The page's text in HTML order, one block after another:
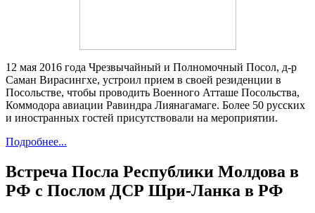
12 мая 2016 года Чрезвычайный и Полномочный Посол, д-р
Саман Вирасингхе, устроил прием в своей резиденции в
Посольстве, чтобы проводить Военного Атташе Посольства,
Коммодора авиации Равиндра Лиянагамаге. Более 50 русских
и иностранных гостей присутствовали на мероприятии.
Подробнее...
Встреча Посла Республики Молдова в
РФ с Послом ДСР Шри-Ланка в РФ